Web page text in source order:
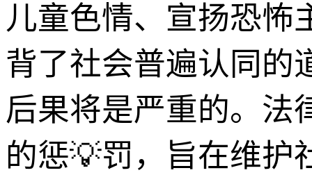
儿童色情、宣扬恐怖
背了社会普遍认同的
后果将是严重的。法
的惩💡罚，旨在维护